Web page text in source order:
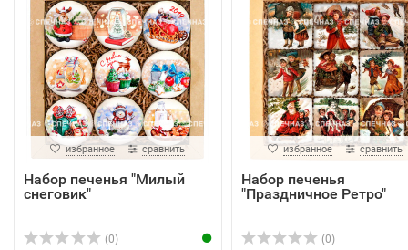
избранное сравнить
Набор печенья "Милый
снеговик"
(0)
избранное сравнить
Набор печенья
"Праздничное Ретро"
(0)